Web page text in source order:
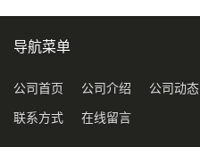
导航菜单
公司首页 公司介绍 公司动态
联系方式 在线留言